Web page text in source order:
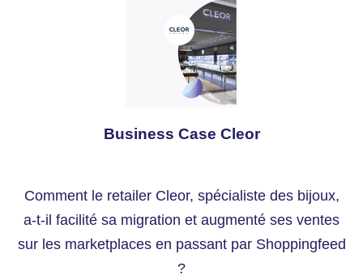
Business Case Cleor
Comment le retailer Cleor, spécialiste des bijoux,
a-t-il facilité sa migration et augmenté ses ventes
sur les marketplaces en passant par Shoppingfeed
?